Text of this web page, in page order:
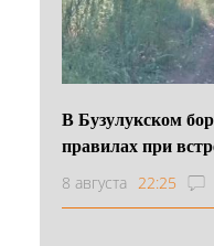
В Бузулукском
правилах при
8 августа 22:25